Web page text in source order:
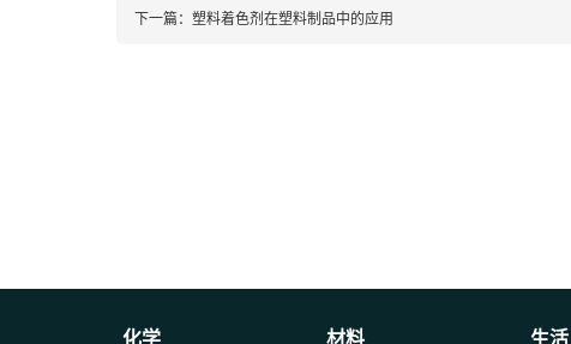
下一篇： 塑料着色剂在塑料制品中的应用
化学 材料 生活